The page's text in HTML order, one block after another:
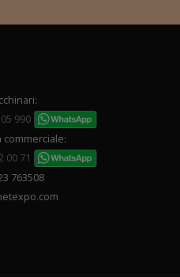
990
00 71
763508